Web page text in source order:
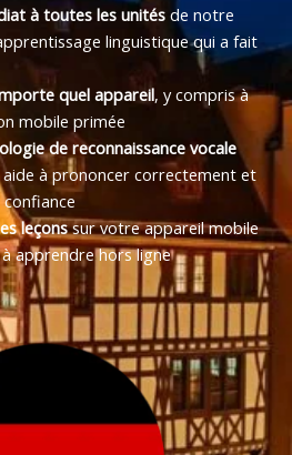
à toutes les unitésde notre
linguistique qui a fait
quel appareil, y compris à
mobile primée
de reconnaissance vocale
à prononcer correctement et
leçonssur votre appareil mobile
apprendre hors ligne